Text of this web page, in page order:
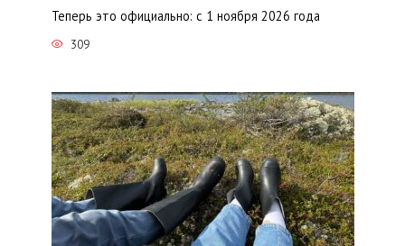
Теперь это официально: с 1 ноября 2026 года
309